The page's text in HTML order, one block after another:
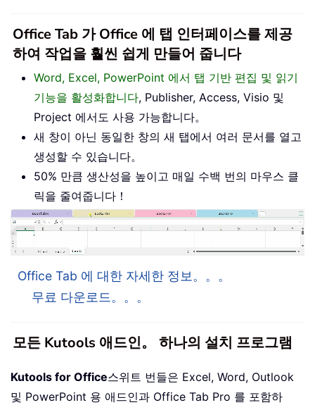
Office Tab 가 Office 에 탭 인터페이스를 제공
하여 작업을 훨씬 쉽게 만들어 줍니다
Word, Excel, PowerPoint 에서 탭 기반 편집 및 읽기
기능을 활성화합니다, Publisher, Access, Visio 및
Project 에서도 사용 가능합니다。
새 창이 아닌 동일한 창의 새 탭에서 여러 문서를 열고
생성할 수 있습니다。
50% 만큼 생산성을 높이고 매일 수백 번의 마우스 클
릭을 줄여줍니다！
Office Tab 에 대한 자세한 정보。。。
무료 다운로드。。。
모든 Kutools 애드인。 하나의 설치 프로그램
Kutools for Office스위트 번들은 Excel, Word, Outlook
및 PowerPoint 용 애드인과 Office Tab Pro 를 포함하